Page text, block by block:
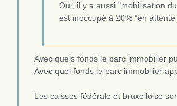
Oui, il y a aussi "mobilisation
est inoccupé à 20% "en
Avec quels fonds le parc immobilier
Avec quel fonds le parc immobilier
Les caisses fédérale et bruxelloise